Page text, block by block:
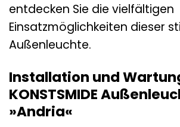
entdecken Sie die vielfältigen
Einsatzmöglichkeiten dieser
Außenleuchte.
Installation und
KONSTSMIDE
»Andria«